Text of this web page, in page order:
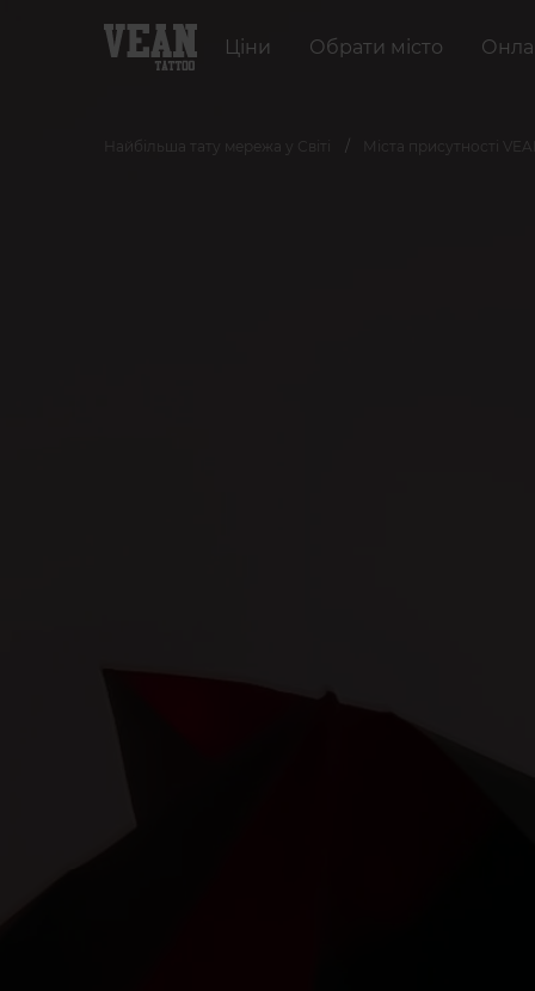
Ціни Обрати місто
Найбільша тату мережа у Світі Міста присутності